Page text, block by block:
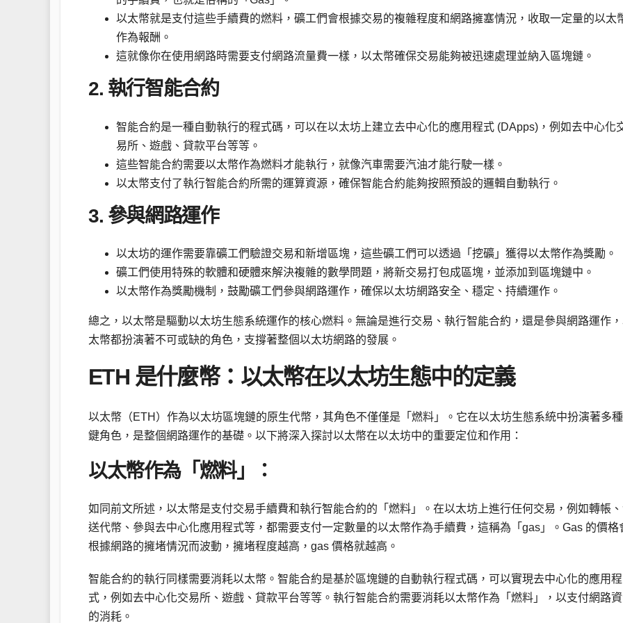
以太幣就是支付這些手續費的燃料，礦工們會根據交易的複雜程度和網路擁塞情況，收取一定量的以太
作為報酬。
這就像你在使用網路時需要支付網路流量費一樣，以太幣確保交易能夠被迅速處理並納入區塊鏈。
2. 執行智能合約
智能合約是一種自動執行的程式碼，可以在以太坊上建立去中心化的應用程式 (DApps)，例如去中心化
易所、遊戲、貸款平台等等。
這些智能合約需要以太幣作為燃料才能執行，就像汽車需要汽油才能行駛一樣。
以太幣支付了執行智能合約所需的運算資源，確保智能合約能夠按照預設的邏輯自動執行。
3. 參與網路運作
以太坊的運作需要靠礦工們驗證交易和新增區塊，這些礦工們可以透過「挖礦」獲得以太幣作為獎勵。
礦工們使用特殊的軟體和硬體來解決複雜的數學問題，將新交易打包成區塊，並添加到區塊鏈中。
以太幣作為獎勵機制，鼓勵礦工們參與網路運作，確保以太坊網路安全、穩定、持續運作。
總之，以太幣是驅動以太坊生態系統運作的核心燃料。無論是進行交易、執行智能合約，還是參與網路運作
太幣都扮演著不可或缺的角色，支撐著整個以太坊網路的發展。
ETH 是什麼幣：以太幣在以太坊生態中的定義
以太幣（ETH）作為以太坊區塊鏈的原生代幣，其角色不僅僅是「燃料」。它在以太坊生態系統中扮演著多
鍵角色，是整個網路運作的基礎。以下將深入探討以太幣在以太坊中的重要定位和作用：
以太幣作為「燃料」：
如同前文所述，以太幣是支付交易手續費和執行智能合約的「燃料」。在以太坊上進行任何交易，例如轉帳
送代幣、參與去中心化應用程式等，都需要支付一定數量的以太幣作為手續費，這稱為「gas」。Gas 的價格
根據網路的擁堵情況而波動，擁堵程度越高，gas 價格就越高。
智能合約的執行同樣需要消耗以太幣。智能合約是基於區塊鏈的自動執行程式碼，可以實現去中心化的應用程
式，例如去中心化交易所、遊戲、貸款平台等等。執行智能合約需要消耗以太幣作為「燃料」，以支付網路
的消耗。